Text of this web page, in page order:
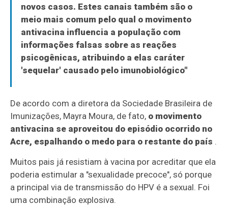
novos casos. Estes canais também são o
meio mais comum pelo qual o movimento
antivacina influencia a população com
informações falsas sobre as reações
psicogênicas, atribuindo a elas caráter
'sequelar' causado pelo imunobiológico"
De acordo com a diretora da Sociedade Brasileira de
Imunizações, Mayra Moura, de fato, o movimento
antivacina se aproveitou do episódio ocorrido no
Acre, espalhando o medo para o restante do país .
Muitos pais já resistiam à vacina por acreditar que ela
poderia estimular a "sexualidade precoce", só porque
a principal via de transmissão do HPV é a sexual. Foi
uma combinação explosiva.